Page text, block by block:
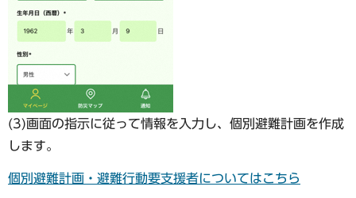
(3)画面の指示に従って情報を入力し、個別避難計画を作成
します。
個別避難計画・避難行動要支援者についてはこちら